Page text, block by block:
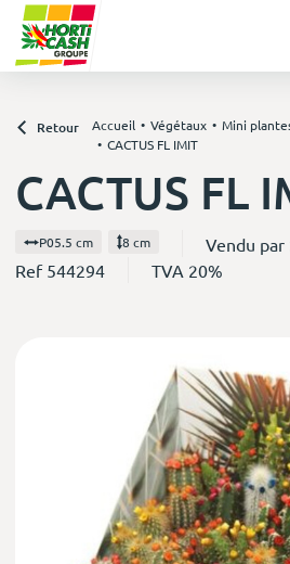
Retour Accueil Végétaux Mini
CACTUS FL IMIT
CACTUS FL
P05.5 cm 8 cm
Vendu par
Ref 544294
TVA 20%